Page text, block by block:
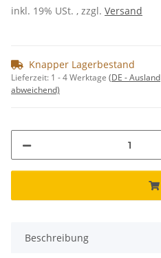
inkl. 19% USt. , zzgl. Versand
Knapper Lagerbestand
Lieferzeit: 1 - 4 Werktage (DE - Ausland
abweichend)
Beschreibung